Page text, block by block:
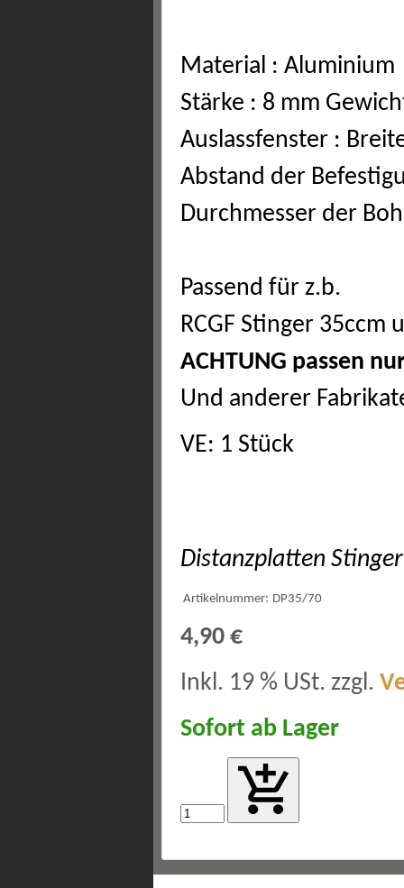
Material : Aluminium
Stärke : 8 mm
Auslassfenster :
Abstand der
Durchmesser der
Passend für z.b.
RCGF Stinger 35ccm
ACHTUNG passen
Und anderer
VE: 1 Stück
Distanzplatten
Artikelnummer: DP35/70
4,90 €
Inkl. 19 % USt. zzgl.
Sofort ab Lager